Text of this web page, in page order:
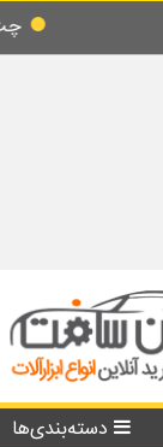
طول شبانه روز
دسته‌بندی‌ها